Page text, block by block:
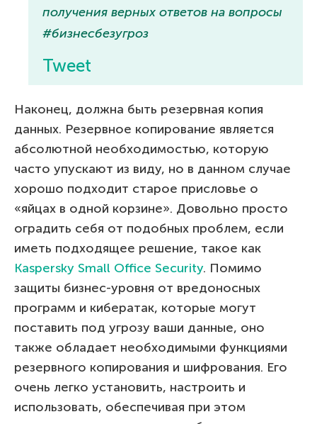
получения верных ответов на вопросы
#бизнесбезугроз
Tweet
Наконец, должна быть резервная копия
данных. Резервное копирование является
абсолютной необходимостью, которую
часто упускают из виду, но в данном случае
хорошо подходит старое присловье о
«яйцах в одной корзине». Довольно просто
оградить себя от подобных проблем, если
иметь подходящее решение, такое как
Kaspersky Small Office Security. Помимо
защиты бизнес-уровня от вредоносных
программ и кибератак, которые могут
поставить под угрозу ваши данные, оно
также обладает необходимыми функциями
резервного копирования и шифрования. Его
очень легко установить, настроить и
использовать, обеспечивая при этом